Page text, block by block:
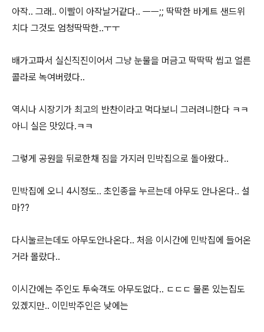
아작.. 그래.. 이빨이 아작날거같다.. ㅡㅡ;; 딱딱한 바게트 샌드위
치다 그것도 엄청딱딱한..ㅜㅜ
배가고파서 실신직진이어서 그냥 눈물을 머금고 딱딱딱 씹고 얼른
콜라로 녹여버렸다..
역시나 시장기가 최고의 반찬이라고 먹다보니 그러려니한다 ㅋㅋ
아니 실은 맛있다.ㅋㅋ
그렇게 공원을 뒤로한채 짐을 가지러 민박집으로 돌아왔다..
민박집에 오니 4시정도.. 초인종을 누르는데 아무도 안나온다.. 설
마??
다시눌르는데도 아무도안나온다.. 처음 이시간에 민박집에 들어온
거라 몰랐다..
이시간에는 주인도 투숙객도 아무도없다.. ㄷㄷㄷ 물론 있는집도
있겠지만.. 이민박주인은 낮에는